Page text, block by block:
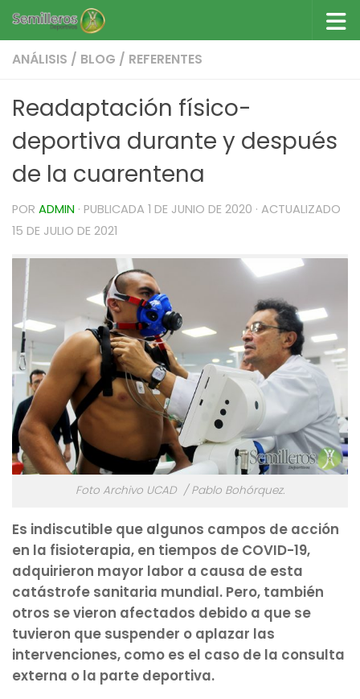
Saltar al contenido
ANÁLISIS / BLOG / REFERENTES
Readaptación físico-
deportiva durante y después
de la cuarentena
POR ADMIN · PUBLICADA 1 DE JUNIO DE 2020 · ACTUALIZADO
15 DE JULIO DE 2021
Foto Archivo UCAD / Pablo Bohórquez.
Es indiscutible que algunos campos de acción
en la fisioterapia, en tiempos de COVID-19,
adquirieron mayor labor a causa de esta
catástrofe sanitaria mundial. Pero, también
otros se vieron afectados debido a que se
tuvieron que suspender o aplazar las
intervenciones, como es el caso de la consulta
externa o la parte deportiva.